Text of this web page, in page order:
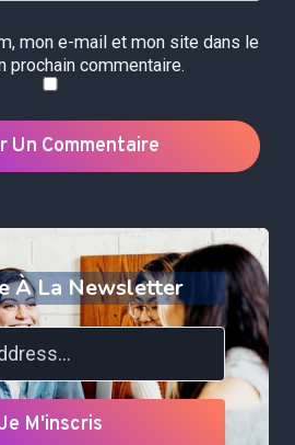
mon e-mail et mon site dans le
prochain commentaire.
À La Newsletter
M'inscris